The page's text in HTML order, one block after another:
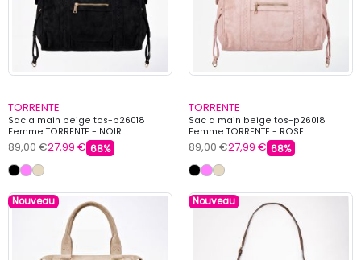
TORRENTE
Sac a main beige tos-p26018
Femme TORRENTE - NOIR
89,00 €27,99 € 68%
TORRENTE
Sac a main beige tos-p26018
Femme TORRENTE - ROSE
89,00 €27,99 € 68%
Nouveau Nouveau